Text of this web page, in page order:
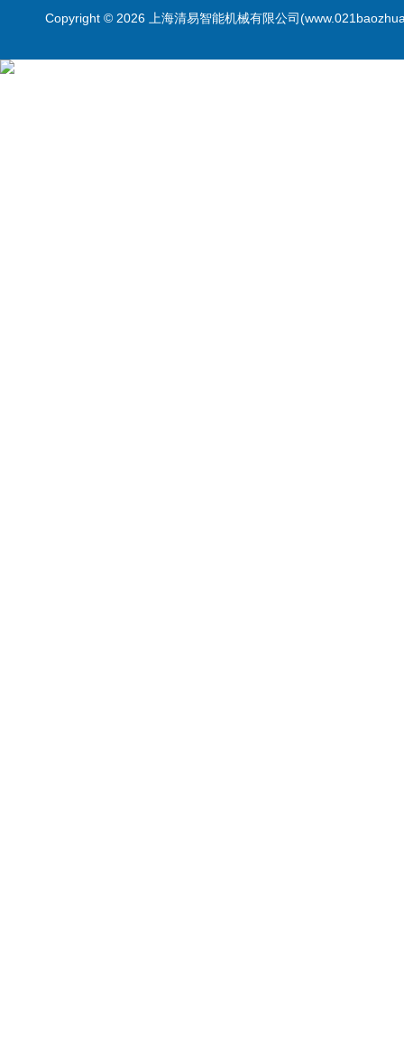
Copyright © 2026 上海清易智能机械有限公司